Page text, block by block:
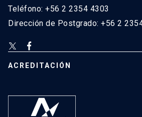
Teléfono: +56 2 2354 4303
Dirección de Postgrado: +56 2
ACREDITACIÓN